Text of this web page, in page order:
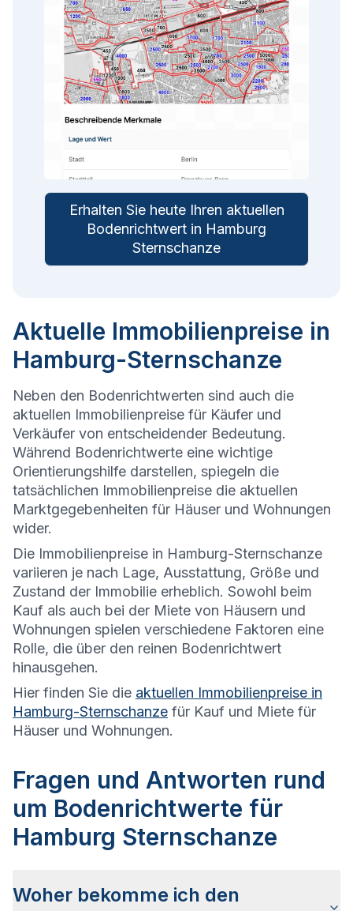
Erhalten Sie heute Ihren aktuellen
Bodenrichtwert in Hamburg
Sternschanze
Aktuelle Immobilienpreise in
Hamburg-Sternschanze
Neben den Bodenrichtwerten sind auch die
aktuellen Immobilienpreise für Käufer und
Verkäufer von entscheidender Bedeutung.
Während Bodenrichtwerte eine wichtige
Orientierungshilfe darstellen, spiegeln die
tatsächlichen Immobilienpreise die aktuellen
Marktgegebenheiten für Häuser und Wohnungen
wider.
Die Immobilienpreise in Hamburg-Sternschanze
variieren je nach Lage, Ausstattung, Größe und
Zustand der Immobilie erheblich. Sowohl beim
Kauf als auch bei der Miete von Häusern und
Wohnungen spielen verschiedene Faktoren eine
Rolle, die über den reinen Bodenrichtwert
hinausgehen.
Hier finden Sie die aktuellen Immobilienpreise in
Hamburg-Sternschanze für Kauf und Miete für
Häuser und Wohnungen.
Fragen und Antworten rund
um Bodenrichtwerte für
Hamburg Sternschanze
Woher bekomme ich den